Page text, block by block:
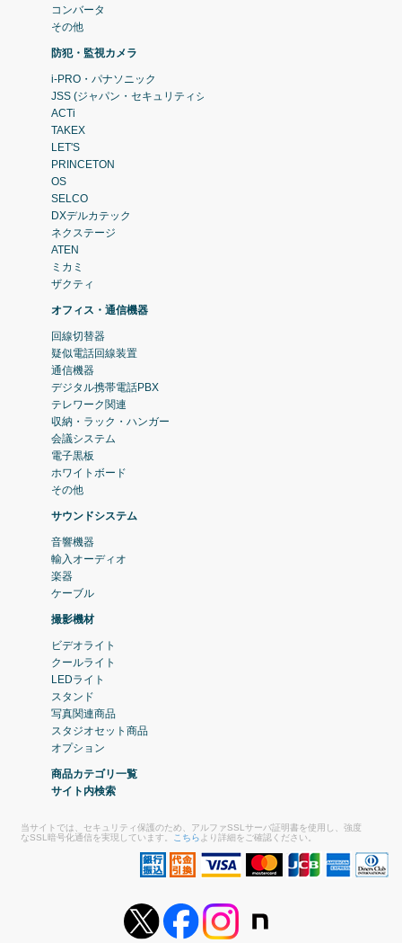
コンバータ
その他
防犯・監視カメラ
i-PRO・パナソニック
JSS (ジャパン・セキュリティシステム)
ACTi
TAKEX
LET'S
PRINCETON
OS
SELCO
DXデルカテック
ネクステージ
ATEN
ミカミ
ザクティ
オフィス・通信機器
回線切替器
疑似電話回線装置
通信機器
デジタル携帯電話PBX
テレワーク関連
収納・ラック・ハンガー
会議システム
電子黒板
ホワイトボード
その他
サウンドシステム
音響機器
輸入オーディオ
楽器
ケーブル
撮影機材
ビデオライト
クールライト
LEDライト
スタンド
写真関連商品
スタジオセット商品
オプション
商品カテゴリ一覧
サイト内検索
当サイトでは、セキュリティ保護のため、アルファSSLサーバ証明書を使用し、強度
なSSL暗号化通信を実現しています。
こちら より詳細をご確認ください。